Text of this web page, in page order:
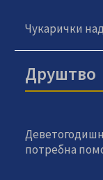
Чукарички
Друштво
потребна